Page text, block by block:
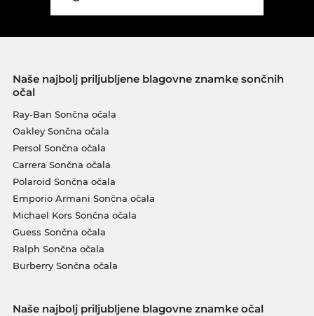
Naše najbolj priljubljene blagovne znamke sončnih
očal
Ray-Ban Sončna očala
Oakley Sončna očala
Persol Sončna očala
Carrera Sončna očala
Polaroid Sončna očala
Emporio Armani Sončna očala
Michael Kors Sončna očala
Guess Sončna očala
Ralph Sončna očala
Burberry Sončna očala
Naše najbolj priljubljene blagovne znamke očal